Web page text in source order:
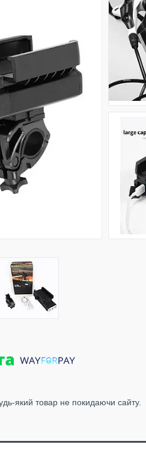
який товар не покидаючи сайту.